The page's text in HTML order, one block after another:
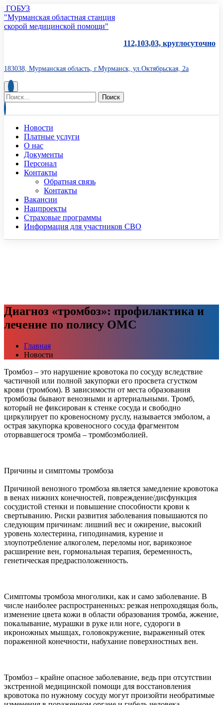
ГОБУЗ
"Мурманская областная станция
скорой медицинской помощи"
112,103,03, круглосуточно
183038, Мурманская область, г.Мурманск, ул.Октябрьская, 2а
Новости
Платные услуги
О нас
Документы
Персонал
Контакты
Обратная связь
Контакты
Вакансии
Нацпроекты
Страховые программы
Информация для участников СВО
Диагноз «тромбоз»: профилактика и
лечение по полису ОМС
Главная
Новости
Тромбоз – это нарушение кровотока по сосуду вследствие
частичной или полной закупорки его просвета сгустком
крови (тромбом). В зависимости от места образования
тромбозы бывают венозными и артериальными. Тромб,
который не фиксирован к стенке сосуда и свободно
циркулирует по кровеносному руслу, называется эмболом, а
острая закупорка кровеносного сосуда фрагментом
оторвавшегося тромба – тромбоэмболией.
Причины и симптомы тромбоза
Причиной венозного тромбоза является замедление кровотока
в венах нижних конечностей, повреждение/дисфункция
сосудистой стенки и повышение способности крови к
свертыванию. Риски развития заболевания повышаются по
следующим причинам: лишний вес и ожирение, высокий
уровень холестерина, гиподинамия, курение и
злоупотребление алкоголем, переломы ног, варикозное
расширение вен, гормональная терапия, беременность,
генетическая предрасположенность.
Симптомы тромбоза многолики, как и само заболевание. В
числе наиболее распространенных: резкая непроходящая боль,
изменение цвета кожи в области образования тромба, жжение,
покалывание, мурашки в руке или ноге, судороги в
икроножных мышцах, головокружение, выраженный отек
пораженной конечности, набухание поверхностных вен.
Тромбоз – крайне опасное заболевание, ведь при отсутствии
экстренной медицинской помощи для восстановления
кровотока по нужному сосуду могут произойти необратимые